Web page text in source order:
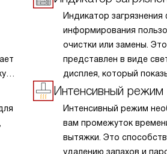
Индикатор
информирования
очистки или замены.
представлен в виде
дисплея, который
Индикатор помогает
Интенсивный режим
Интенсивный режим
вам промежуток
вытяжки. Это
удалению запахов и